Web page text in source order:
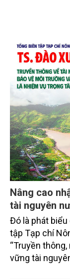
Nâng cao
tài nguyên
Đó là phát biểu
tập Tạp chí
“Truyền
vững tài